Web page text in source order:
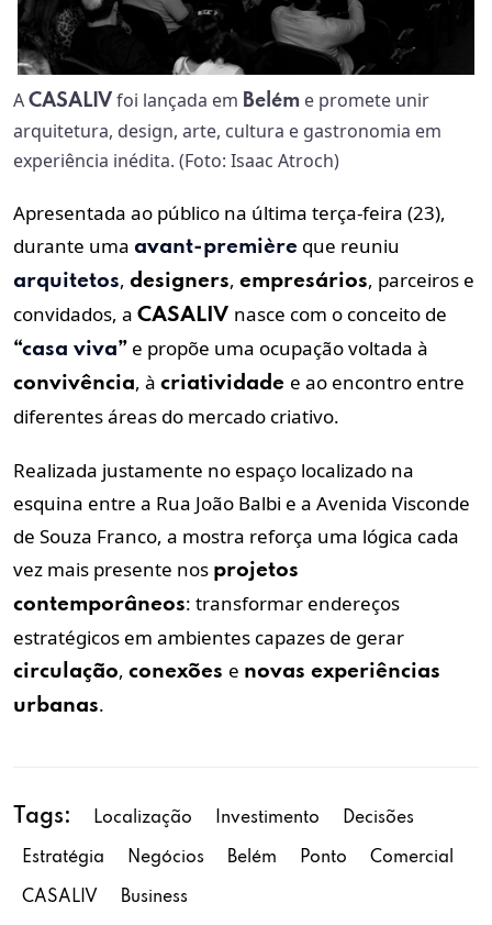
A CASALIV foi lançada em Belém e promete unir
arquitetura, design, arte, cultura e gastronomia em
experiência inédita. (Foto: Isaac Atroch)
Apresentada ao público na última terça-feira (23),
durante uma avant-première que reuniu
arquitetos, designers, empresários, parceiros e
convidados, a CASALIV nasce com o conceito de
“casa viva” e propõe uma ocupação voltada à
convivência, à criatividade e ao encontro entre
diferentes áreas do mercado criativo.
Realizada justamente no espaço localizado na
esquina entre a Rua João Balbi e a Avenida Visconde
de Souza Franco, a mostra reforça uma lógica cada
vez mais presente nos projetos
contemporâneos: transformar endereços
estratégicos em ambientes capazes de gerar
circulação, conexões e novas experiências
urbanas.
Tags: Localização Investimento Decisões
Estratégia Negócios Belém Ponto Comercial
CASALIV Business